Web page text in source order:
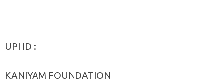
UPI ID :
KANIYAM FOUNDATION